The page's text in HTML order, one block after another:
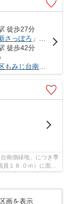
徒歩27分
さっぽろ 」駅 徒歩41分
徒歩42分
もみじ台南６丁目
南側緑地」につき季
員１８.０ｍ）に面し
区画を表示